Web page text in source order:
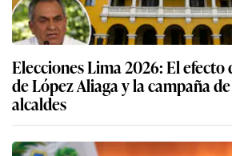
Elecciones Lima 2026: El
de López Aliaga y la campaña
alcaldes